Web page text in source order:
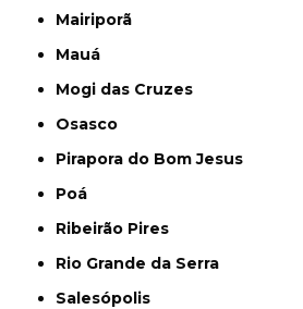
Mairiporã
Mauá
Mogi das Cruzes
Osasco
Pirapora do Bom Jesus
Poá
Ribeirão Pires
Rio Grande da Serra
Salesópolis